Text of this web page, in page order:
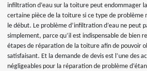
infiltration d’eau sur la toiture peut endommager
certaine pièce de la toiture si ce type de problème
le début. Le problème d’infiltration d’eau ne peut
simplement, parce qu’il est indispensable de bien
étapes de réparation de la toiture afin de pouvoir
satisfaisant. Et la demande de devis est l’une des
négligeables pour la réparation de problème